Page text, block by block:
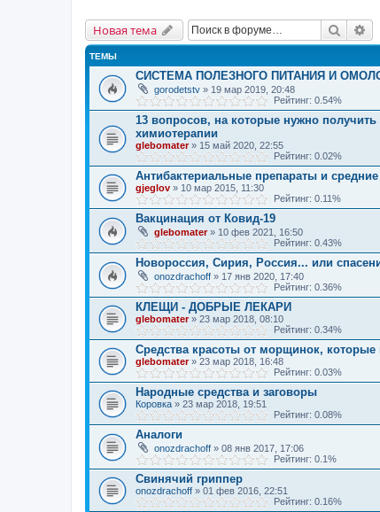
Новая тема Поиск
ТЕМЫ
СИСТЕМА ПОЛЕЗНОГО ПИТАНИЯ И
gorodetstv » 19 мар 2019, 20:48
Рейтинг: 0.54%
13 вопросов, на которые нужно
химиотерапии
glebomater» 15 май 2020, 22:55
Рейтинг: 0.02%
Антибактериальные препараты и
gjeglov » 10 мар 2015, 11:30
Рейтинг: 0.11%
Вакцинация от Ковид-19
glebomater» 10 фев 2021, 16:50
Рейтинг: 0.43%
Новороссия, Сирия, Россия... или
onozdrachoff » 17 янв 2020, 17:40
Рейтинг: 0.36%
КЛЕЩИ - ДОБРЫЕ ЛЕКАРИ
glebomater» 23 мар 2018, 08:10
Рейтинг: 0.34%
Средства красоты от морщинок,
glebomater» 23 мар 2018, 16:48
Рейтинг: 0.03%
Народные средства и заговоры
Коровка » 23 мар 2018, 19:51
Рейтинг: 0.08%
Аналоги
onozdrachoff » 08 янв 2017, 17:06
Рейтинг: 0.1%
Свинячий гриппер
onozdrachoff » 01 фев 2016, 22:51
Рейтинг: 0.16%